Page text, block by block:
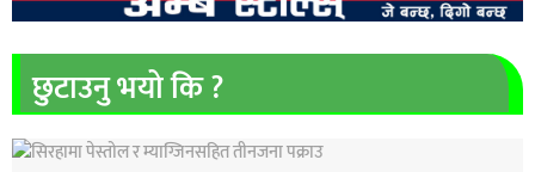
छुटाउनु भयो कि ?